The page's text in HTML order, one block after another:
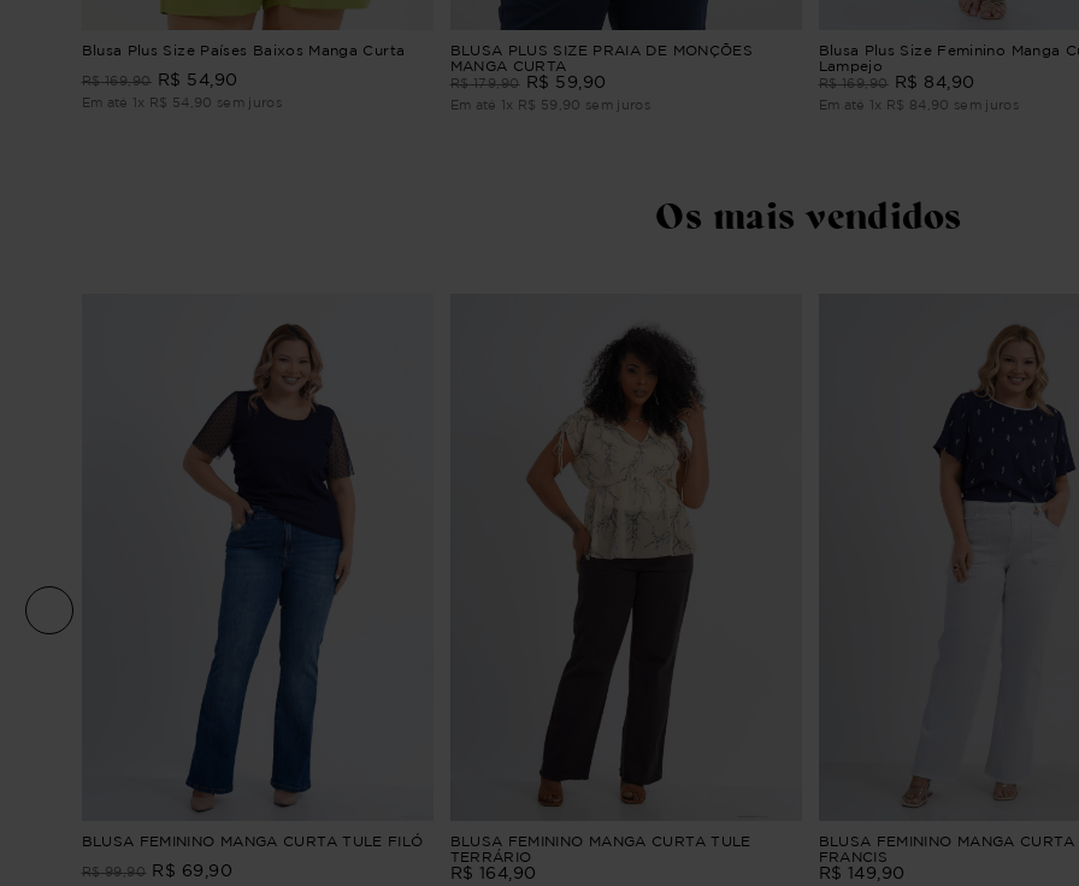
Blusa Plus Size Países Baixos Manga Curta
R$ 169,90 R$ 54 90
Em até 1x R$ 54 90 sem juros
BLUSA PLUS SIZE PRAIA DE MONÇÕES
MANGA CURTA
R$ 179,90 R$ 59 90
Em até 1 x R$ 59 90 sem juros
Blusa Plus Size Feminino Manga
Lampejo
R$ 169,90 R$ 84 90
Em até 1 x R$ 84 90 sem juros
Os mais vendidos
BLUSA FEMININO MANGA CURTA TULE FILÓ
R$ 99,90 R$ 69 90
BLUSA FEMININO MANGA CURTA TULE
TERRÁRIO
R$ 164 90
BLUSA FEMININO MANGA CURTA
FRANCIS
R$ 149 90